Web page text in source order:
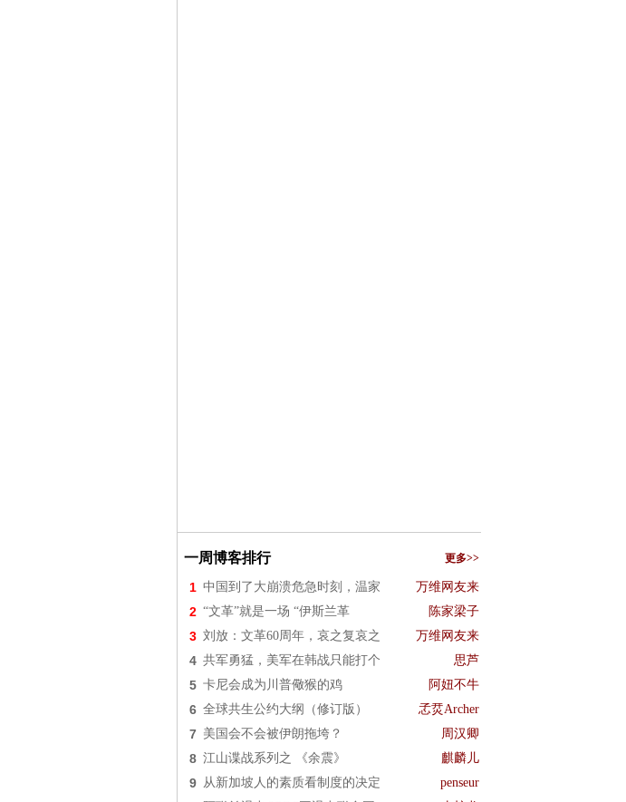
一周博客排行 更多>>
1 中国到了大崩溃危急时刻，温家 万维网友来
2 “文革”就是一场 “伊斯兰革 陈家梁子
3 刘放：文革60周年，哀之复哀之 万维网友来
4 共军勇猛，美军在韩战只能打个 思芦
5 卡尼会成为川普儆猴的鸡 阿妞不牛
6 全球共生公约大纲（修订版） 孞烎Archer
7 美国会不会被伊朗拖垮？ 周汉卿
8 江山谍战系列之 《余震》 麒麟儿
9 从新加坡人的素质看制度的决定 penseur